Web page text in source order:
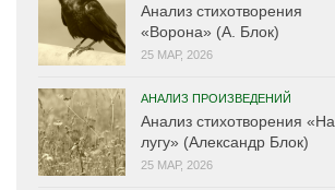
Анализ стихотворения
«Ворона» (А. Блок)
25 МАР, 2026
АНАЛИЗ ПРОИЗВЕДЕНИЙ
Анализ стихотворения «На
лугу» (Александр Блок)
25 МАР, 2026